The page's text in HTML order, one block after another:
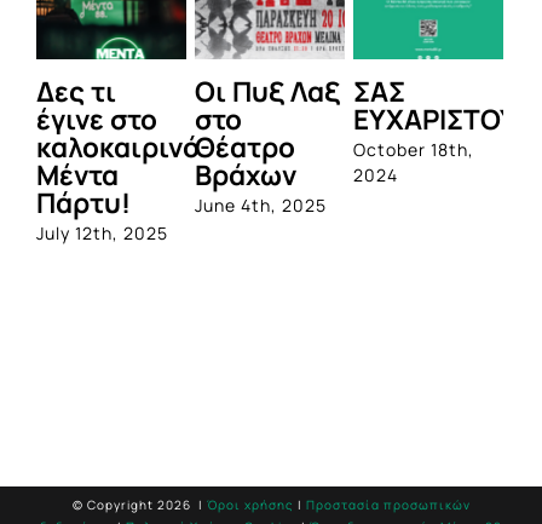
Δες τι
έγινε στο
καλοκαιρινό
Μέντα
Πάρτυ!
July 12th, 2025
Οι Πυξ Λαξ
στο
Θέατρο
Βράχων
June 4th, 2025
ΣΑΣ
October 18th,
2024
© Copyright 2026 | Όροι χρήσης | Προστασία προσωπικών